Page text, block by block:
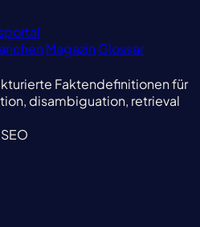
Magazin Glossar
Faktendefinitionen für
disambiguation, retrieval